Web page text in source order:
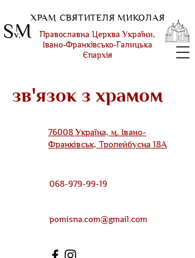
Православна Церква України,
Івано-Франківсько-Галицька
Єпархія
ХРАМ СВЯТИТЕЛЯ МИКОЛАЯ
зв'язок з храмом
76008 Україна, м. Івано-
Франківськ, Тролейбусна 18А
068-979-99-19
pomisna.com@gmail.com